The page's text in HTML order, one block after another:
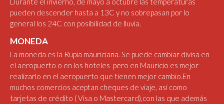
pueden descender hasta a 13C y no sobrepasan por lo
general los 24C con posibilidad de lluvia.
MONEDA
La moneda es la Rupia mauriciana. Se puede cambiar divisa en
el aeropuerto o en los hoteles pero en Mauricio es mejor
realizarlo en el aeropuerto que tienen mejor cambio.En
muchos comercios aceptan cheques de viaje, así como
tarjetas de crédito ( Visa o Mastercard),con las que además